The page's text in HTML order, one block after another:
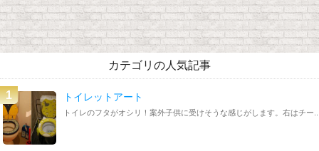
カテゴリの人気記事
トイレットアート
トイレのフタがオシリ！案外子供に受けそうな感じがします。右はチー